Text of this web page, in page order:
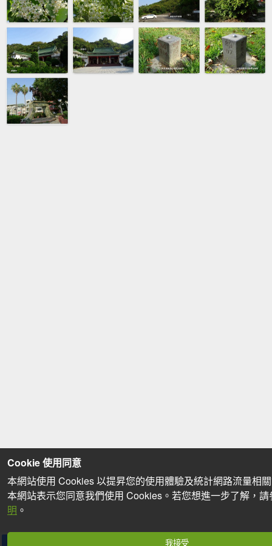
Cookie 使用同意
本網站使用 Cookies 以提昇您的使用體驗及統計網路流量相
本網站表示您同意我們使用 Cookies。若您想進一步了解，
明 。
我接受